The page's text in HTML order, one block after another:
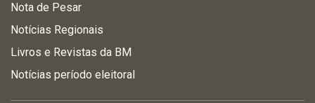
Nota de Pesar
Notícias Regionais
Livros e Revistas da BM
Notícias período eleitoral